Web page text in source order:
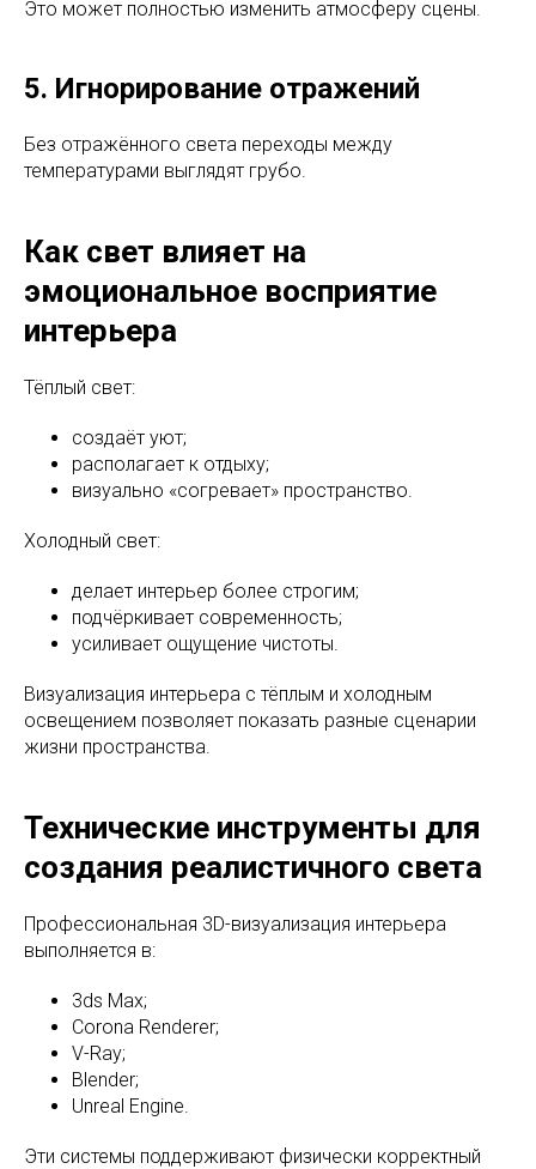
Это может полностью изменить атмосферу сцены.
5. Игнорирование отражений
Без отражённого света переходы между
температурами выглядят грубо.
Как свет влияет на
эмоциональное восприятие
интерьера
Тёплый свет:
создаёт уют;
располагает к отдыху;
визуально «согревает» пространство.
Холодный свет:
делает интерьер более строгим;
подчёркивает современность;
усиливает ощущение чистоты.
Визуализация интерьера с тёплым и холодным
освещением позволяет показать разные сценарии
жизни пространства.
Технические инструменты для
создания реалистичного света
Профессиональная 3D-визуализация интерьера
выполняется в:
3ds Max;
Corona Renderer;
V-Ray;
Blender;
Unreal Engine.
Эти системы поддерживают физически корректный